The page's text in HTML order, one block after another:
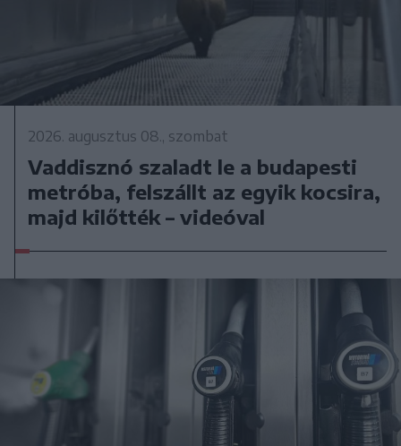
2026. augusztus 08., szombat
Vaddisznó szaladt le a budapesti
metróba, felszállt az egyik kocsira,
majd kilőtték – videóval